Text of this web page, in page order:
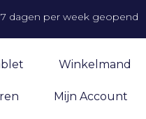
7 dagen per week geopend
Winkelmand
Mijn Account